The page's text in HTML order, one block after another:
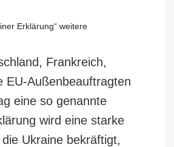
Frankreich,
EU-Außenbeauftragten
eine so genannte
wird eine starke
Ukraine bekräftigt,